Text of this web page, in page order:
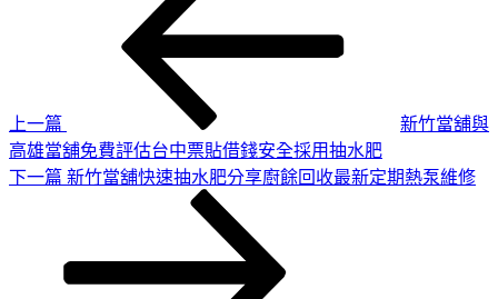
上一篇
新竹當舖與
高雄當舖免費評估台中票貼借錢安全採用抽水肥
下
下一篇 新竹當舖快速抽水肥分享廚餘回收最新定期熱泵維修